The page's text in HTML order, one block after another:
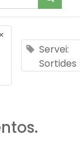
×
Servei:
Sortides